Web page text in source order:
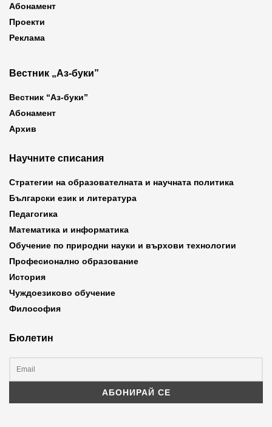
Абонамент
Проекти
Реклама
Вестник „Аз-буки”
Вестник “Аз-буки”
Абонамент
Архив
Научните списания
Стратегии на образователната и научната политика
Български език и литература
Педагогика
Математика и информатика
Обучение по природни науки и върхови технологии
Професионално образование
История
Чуждоезиково обучение
Философия
Бюлетин